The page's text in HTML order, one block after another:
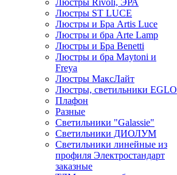
Люстры Rivoli, ЭРА
Люстры ST LUCE
Люстры и Бра Artis Luce
Люстры и бра Arte Lamp
Люстры и Бра Benetti
Люстры и бра Maytoni и
Freya
Люстры МаксЛайт
Люстры, светильники EGLO
Плафон
Разные
Светильники "Galassie"
Светильники ДИОЛУМ
Светильники линейные из
профиля Электростандарт
заказные